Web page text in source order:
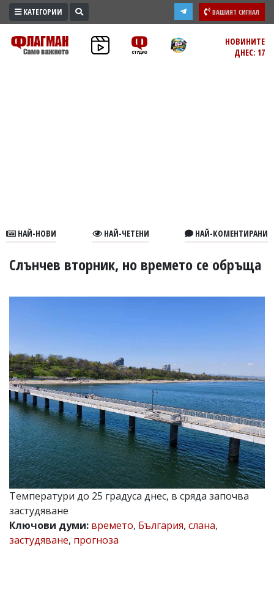
ПРОМО
ЗОНА
В
СПОРТ
ЮГ
Управители:
Веселин
Василев,
email:
v.vasilev@flagman.bg
Катя
Касабова,
еmail:k.kassabova@flagman.bg
Главен
редактор:
Колев,
email:
office@flagman.bg
КАТЕГОРИИ ВАШИЯТ СИГНАЛ
НОВИНИТЕ
ДНЕС: 17
НАЙ-НОВИ НАЙ-ЧЕТЕНИ НАЙ-КОМЕНТИРАНИ
Слънчев вторник, но времето се обръща
Температури до 25 градуса днес, в сряда започва
застудяване
Ключови думи: времето, България, слана,
застудяване, прогноза